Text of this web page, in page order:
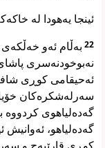
ئینجا یەهودا لە
22 بەڵام ئەو خەڵکەی
نەبوخودنەسری
ئەحیقامی کوڕی
سەرلەشکرەکان
گەدەلیاهوی کردووە
گەدەلیاهو، ئەوانیش